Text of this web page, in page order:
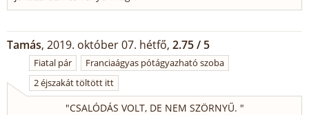
Tamás, 2019. október 07. hétfő, 2.75 / 5
Fiatal pár
Franciaágyas pótágyazható szoba
2 éjszakát töltött itt
"CSALÓDÁS VOLT, DE NEM SZÖRNYŰ. "